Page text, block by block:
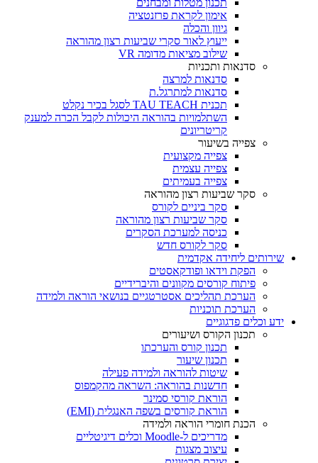
תכנון מטלות ומבחנים
אימון לקראת פרזנטציה
גיוון והכלה
ייעוץ לאור סקרי שביעות רצון מהוראה
שילוב מציאות מדומה VR
סדנאות ותכניות
סדנאות למרצה
סדנאות למתרגל.ת
תכנית TAU TEACH לסגל בכיר נקלט
השתלמויות בהוראה היכולות לקבל הכרה למענק
קריטריונים
צפייה בשיעור
צפייה מקצועית
צפייה עצמית
צפייה בעמיתים
סקר שביעות רצון מהוראה
סקר ביניים לקורס
סקר שביעות רצון מהוראה
כניסה למערכת הסקרים
סקר לקורס חדש
שירותים ליחידה אקדמית
הפקת וידאו ופודקאסטים
פיתוח קורסים מקוונים והיברידיים
הערכת תהליכים אסטרטגיים בנושאי הוראה ולמידה
הערכת תוכניות
ידע וכלים פדגוגיים
תכנון הקורס ושיעורים
תכנון קורס והערכתו
תכנון שיעור
שיטות להוראה ולמידה פעילה
חדשנות בהוראה: השראה מהקמפוס
הוראת קורסי סמינר
הוראת קורסים בשפה האנגלית (EMI)
הכנת חומרי הוראה ולמידה
מדריכים ל-Moodle וכלים דיגיטליים
עיצוב מצגות